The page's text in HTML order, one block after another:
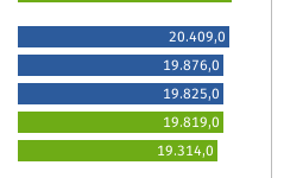
20.409,0
19.876,0
19.825,0
19.819,0
19.314,0